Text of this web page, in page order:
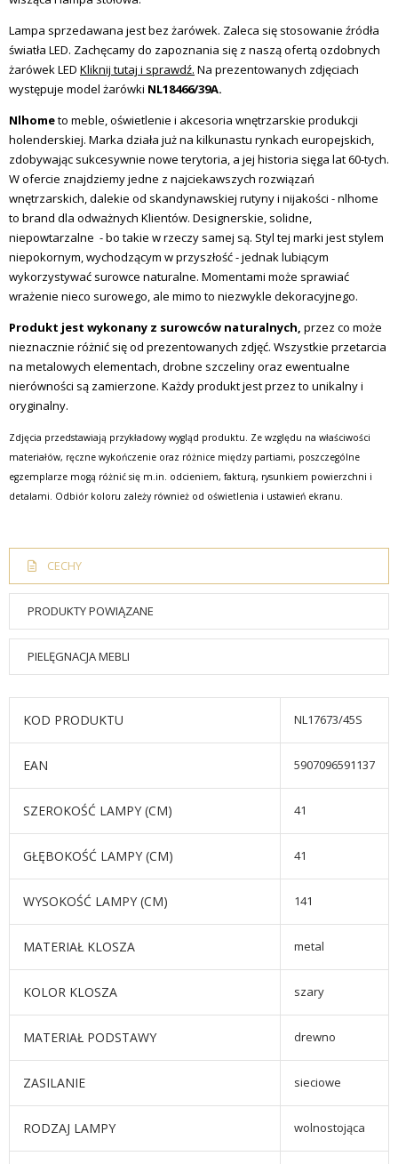
Lampa sprzedawana jest bez żarówek. Zaleca się stosowanie źródła
światła LED. Zachęcamy do zapoznania się z naszą ofertą ozdobnych
żarówek LED Kliknij tutaj i sprawdź. Na prezentowanych zdjęciach
występuje model żarówki NL18466/39A.
Nlhometo meble, oświetlenie i akcesoria wnętrzarskie produkcji
holenderskiej. Marka działa już na kilkunastu rynkach europejskich,
zdobywając sukcesywnie nowe terytoria, a jej historia sięga lat 60-tych.
W ofercie znajdziemy jedne z najciekawszych rozwiązań
wnętrzarskich, dalekie od skandynawskiej rutyny i nijakości - nlhome
to brand dla odważnych Klientów. Designerskie, solidne,
niepowtarzalne - bo takie w rzeczy samej są. Styl tej marki jest stylem
niepokornym, wychodzącym w przyszłość - jednak lubiącym
wykorzystywać surowce naturalne. Momentami może sprawiać
wrażenie nieco surowego, ale mimo to niezwykle dekoracyjnego.
Produkt jest wykonany z surowców naturalnych, przez co może
nieznacznie różnić się od prezentowanych zdjęć. Wszystkie przetarcia
na metalowych elementach, drobne szczeliny oraz ewentualne
nierówności są zamierzone. Każdy produkt jest przez to unikalny i
oryginalny.
Zdjęcia przedstawiają przykładowy wygląd produktu. Ze względu na właściwości
materiałów, ręczne wykończenie oraz różnice między partiami, poszczególne
egzemplarze mogą różnić się m.in. odcieniem, fakturą, rysunkiem powierzchni i
detalami. Odbiór koloru zależy również od oświetlenia i ustawień ekranu.
CECHY
PRODUKTY POWIĄZANE
PIELĘGNACJA MEBLI
KOD PRODUKTU NL17673/45S
EAN 5907096591137
SZEROKOŚĆ LAMPY (CM) 41
GŁĘBOKOŚĆ LAMPY (CM) 41
WYSOKOŚĆ LAMPY (CM) 141
MATERIAŁ KLOSZA metal
KOLOR KLOSZA szary
MATERIAŁ PODSTAWY drewno
ZASILANIE sieciowe
RODZAJ LAMPY wolnostojąca